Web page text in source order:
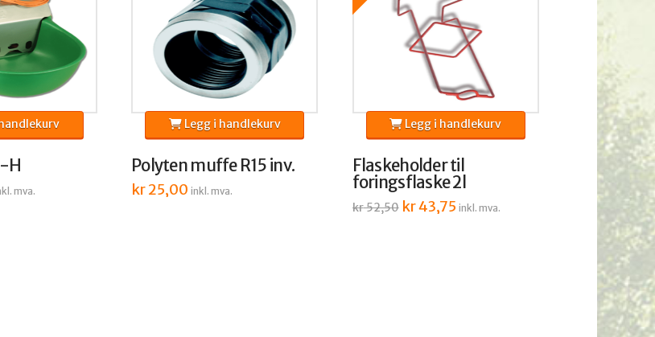
H
mva.
Polyten muffe R15 inv.
kr25,00 inkl. mva.
Legg i handlekurv
Flaskeholder til
foringsflaske 2l
kr52,50 Opprinnelig
pris
kr43,75Nåværende
pris
inkl. mva.
Legg i handlekurv